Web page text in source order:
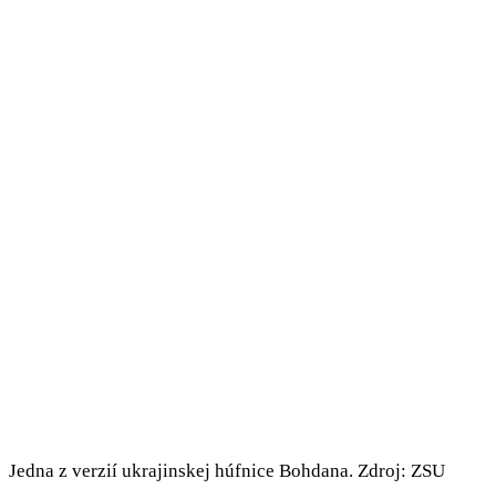
Jedna z verzií ukrajinskej húfnice Bohdana. Zdroj: ZSU